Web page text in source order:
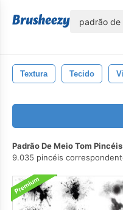
Textura Tecido
Padrão De Meio Tom Pincéis
9.035 pincéis